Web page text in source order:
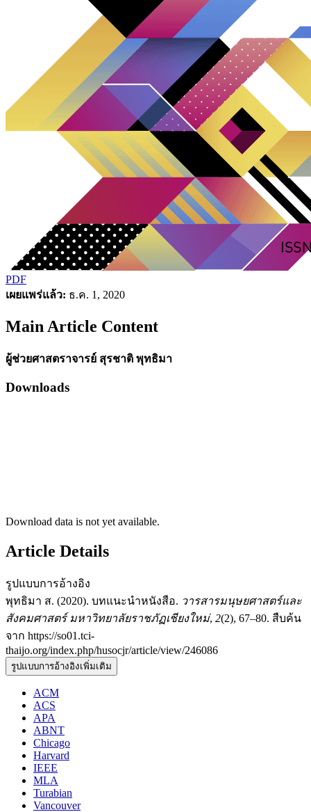
PDF
เผยแพร่แล้ว: ธ.ค. 1, 2020
Main Article Content
ผู้ช่วยศาสตราจารย์ สุรชาติ พุทธิมา
Downloads
Download data is not yet available.
Article Details
รูปแบบการอ้างอิง
พุทธิมา ส. (2020). บทแนะนำหนังสือ. วารสารมนุษยศาสตร์และ
สังคมศาสตร์ มหาวิทยาลัยราชภัฏเชียงใหม่, 2(2), 67–80. สืบค้น
จาก https://so01.tci-
thaijo.org/index.php/husocjr/article/view/246086
รูปแบบการอ้างอิงเพิ่มเติม
ACM
ACS
APA
ABNT
Chicago
Harvard
IEEE
MLA
Turabian
Vancouver